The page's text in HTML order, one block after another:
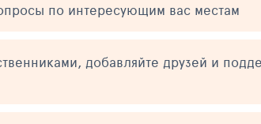
по интересующим вас местам
добавляйте друзей и